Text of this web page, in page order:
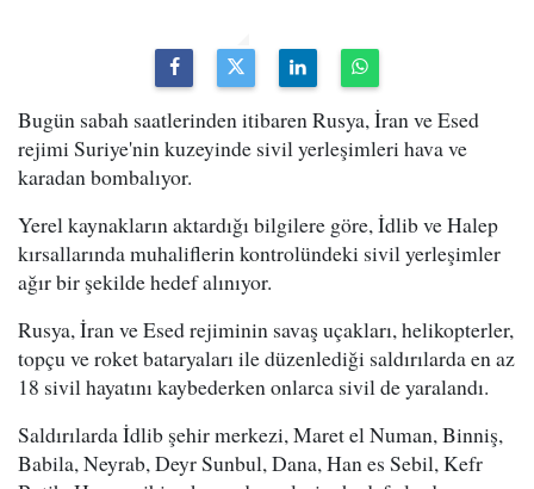
Bugün sabah saatlerinden itibaren Rusya, İran ve Esed
rejimi Suriye'nin kuzeyinde sivil yerleşimleri hava ve
karadan bombalıyor.
Yerel kaynakların aktardığı bilgilere göre, İdlib ve Halep
kırsallarında muhaliflerin kontrolündeki sivil yerleşimler
ağır bir şekilde hedef alınıyor.
Rusya, İran ve Esed rejiminin savaş uçakları, helikopterler,
topçu ve roket bataryaları ile düzenlediği saldırılarda en az
18 sivil hayatını kaybederken onlarca sivil de yaralandı.
Saldırılarda İdlib şehir merkezi, Maret el Numan, Binniş,
Babila, Neyrab, Deyr Sunbul, Dana, Han es Sebil, Kefr